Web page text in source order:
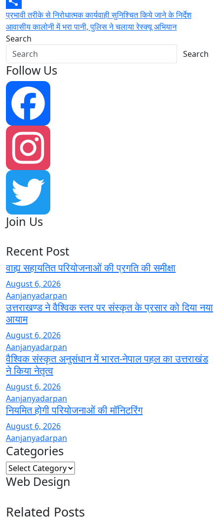
Share
Post
navigation
प्रभावी तरीके से निरोधात्मक कार्यवाही सुनिश्चित किये जाने के निर्देश
आवासीय कालोनी में भरा पानी, पुलिस ने चलाया रेस्क्यू अभियान
Search
Search
Follow Us
Facebook
Instagram
Join Us
Recent Post
वाह्य सहायतित परियोजनाओं की प्रगति की समीक्षा
August 6, 2026
Aanjanyadarpan
उत्तराखण्ड ने वैश्विक स्तर पर संस्कृत के प्रसार को दिया नया
आयाम
August 6, 2026
Aanjanyadarpan
वैश्विक संस्कृत अनुसंधान में भारत-नेपाल पहल का उत्तराखंड
ने किया नेतृत्व
August 6, 2026
Aanjanyadarpan
नियमित होगी परियोजनाओं की मॉनिटरिंग
August 6, 2026
Aanjanyadarpan
Categories
Categories
Web Design
Related Posts